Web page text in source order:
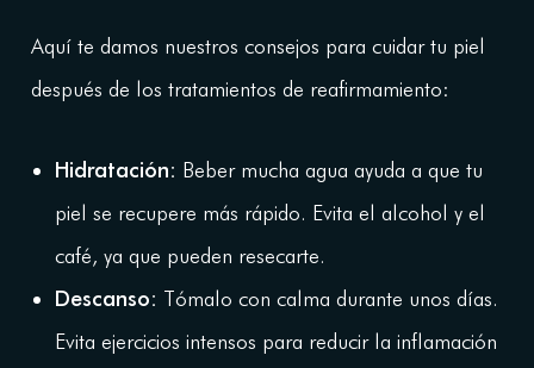
Aquí te damos nuestros consejos para cuidar tu piel
después de los tratamientos de reafirmamiento:
Hidratación: Beber mucha agua ayuda a que tu
piel se recupere más rápido. Evita el alcohol y el
café, ya que pueden resecarte.
Descanso: Tómalo con calma durante unos días.
Evita ejercicios intensos para reducir la inflamación